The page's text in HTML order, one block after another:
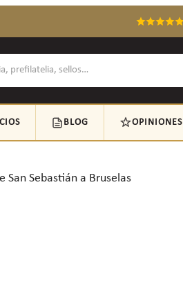
BLOG OPINIONES
San Sebastián a Bruselas